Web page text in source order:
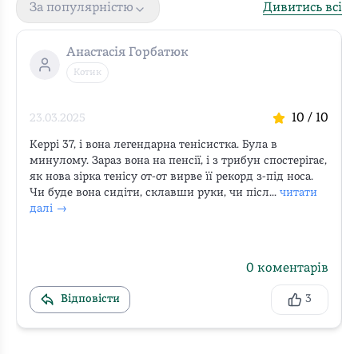
За популярністю Дивитись всі
Анастасія Горбатюк
Котик
23.03.2025 10 / 10
Керрі 37, і вона легендарна тенісистка. Була в
минулому. Зараз вона на пенсії, і з трибун спостерігає,
як нова зірка тенісу от-от вирве її рекорд з-під носа.
Чи буде вона сидіти, склавши руки, чи післ... читати
далі →
0 коментарів
Відповісти 3